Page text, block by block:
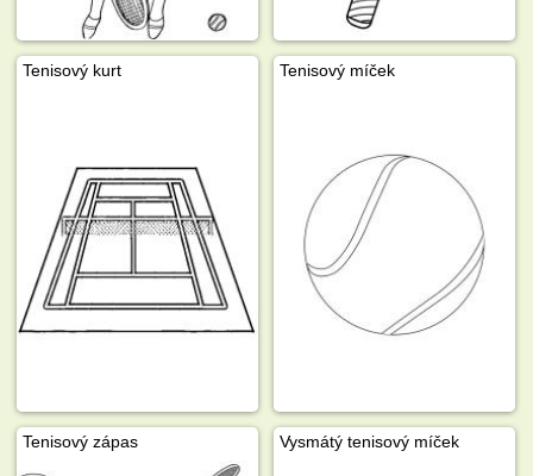
Tenisový kurt Tenisový míček
Tenisový zápas Vysmátý tenisový míček